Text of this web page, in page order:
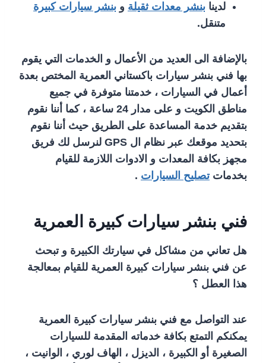
لدينا بنشر معدات ثقيلة و بنشر سيارات كبيرة
متنقل.
بالإضافة الى العديد من الأعمال و الخدمات التي يقوم
بها فني بنشر سيارات باكستاني العمرية المختص بعدة
أعمال في السيارات ، خدمتنا متوفرة في جميع
مناطق الكويت و على مدار 24 ساعة ، كما أننا نقوم
بتقديم خدمة المساعدة على الطريق حيث أننا نقوم
بتحديد موقعك عبر نظام ال GPS لنرسل لك فريق
مجهز بكافة المعدات و الادوات اللازمة للقيام
بخدماتتصليح السيارات .
فني بنشر سيارات كبيرة العمرية
هل تعاني من مشاكل في سيارتك الكبيرة و تبحث
عن فني بنشر سيارات كبيرة العمرية للقيام بمعالجة
هذا العطل ؟
عند التواصل مع فني بنشر سيارات كبيرة العمرية
يمكنكم التمتع بكافة خدماته المقدمة للسيارات
الصغيرة أو الكبيرة ، الديزل ، الهاف لوري ، الوانيت ،